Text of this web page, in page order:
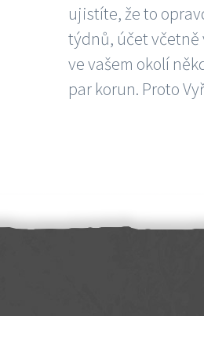
ujistíte, že to
týdnů, účet včetně
ve vašem okolí
par korun. Proto